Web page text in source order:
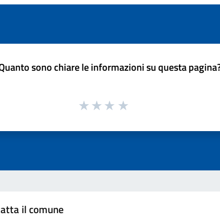
sono chiare le informazioni su questa
il comune